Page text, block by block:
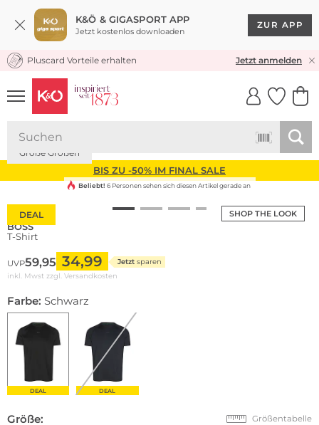
K&Ö & GIGASPORT APP
Jetzt kostenlos downloaden
ZUR APP
KOSTENLOSER VERSAND* & RÜCKVERSAND
Pluscard Vorteile erhalten Jetzt anmelden
UNSERE APP
CLICK &
BIS ZU -50% IM FINAL SALE
SHOP THE LOOK
DEAL
Große Größen
Beliebt! 6 Personen sehen sich diesen Artikel gerade an
BOSS
T-Shirt
UVP59,95 34,99 Jetzt sparen
inkl. Mwst zzgl. Versandkosten
Farbe: Schwarz
DEAL DEAL
Größe: Größentabelle